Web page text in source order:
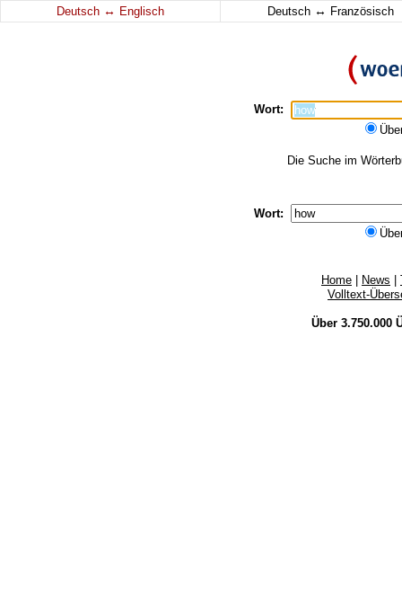
Deutsch ↔ Englisch Deutsch ↔ Französisch
Wort:
Die Suche im
Wort:
Home News
Volltext-
Über 3.750.000